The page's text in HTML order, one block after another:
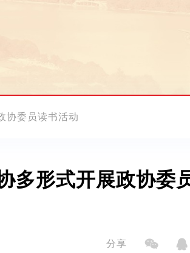
协委员读书活动
多形式开展政协委
分享